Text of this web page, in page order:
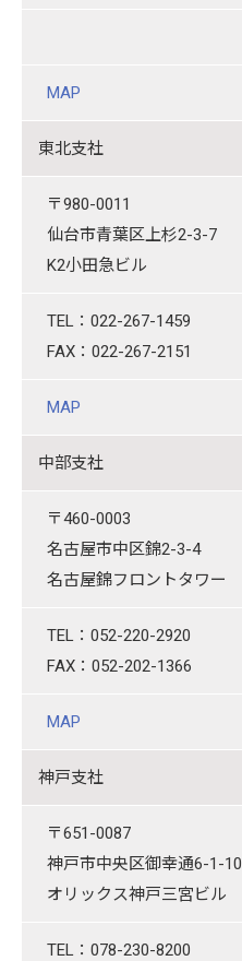
MAP
東北支社
〒980-0011
仙台市青葉区上杉2-3-7
K2小田急ビル
TEL：022-267-1459
FAX：022-267-2151
MAP
中部支社
〒460-0003
名古屋市中区錦2-3-4
名古屋錦フロントタワー
TEL：052-220-2920
FAX：052-202-1366
MAP
神戸支社
〒651-0087
神戸市中央区御幸通6-1-10
オリックス神戸三宮ビル
TEL：078-230-8200